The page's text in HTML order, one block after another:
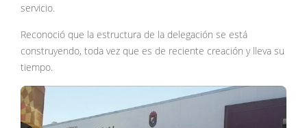
servicio.
Reconoció que la estructura de la delegación se está
construyendo, toda vez que es de reciente creación y lleva su
tiempo.